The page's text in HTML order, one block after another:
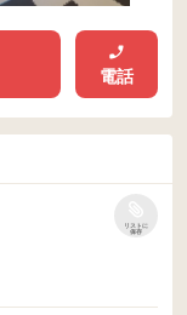
電話
リストに
保存